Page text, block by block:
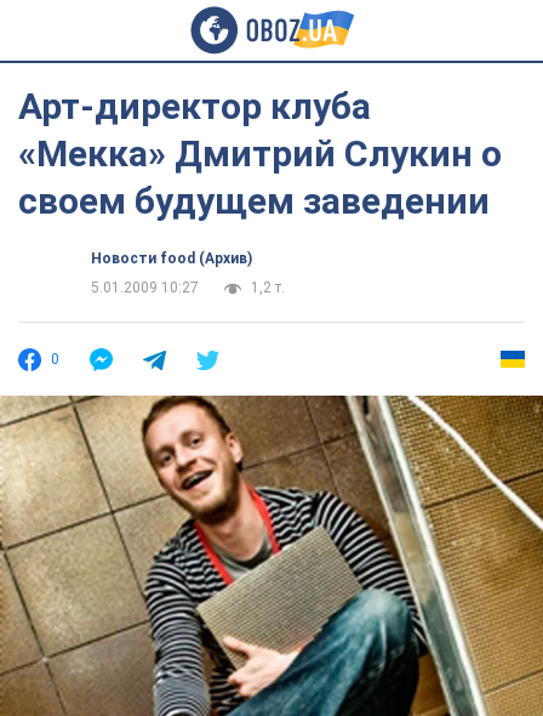
Арт-директор клуба
«Мекка» Дмитрий Слукин о
своем будущем заведении
Новости food (Архив)
5.01.2009 10:27
1,2 т.
0